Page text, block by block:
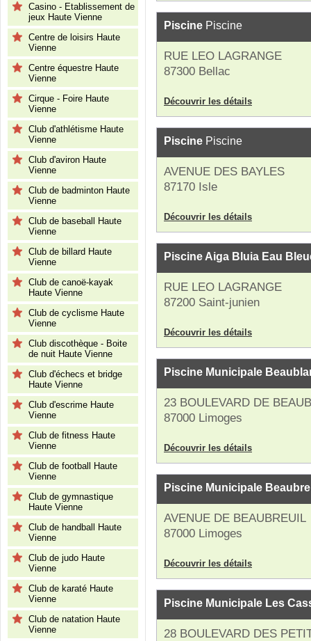
Casino - Etablissement de
jeux Haute Vienne
Centre de loisirs Haute
Vienne
Centre équestre Haute
Vienne
Cirque - Foire Haute
Vienne
Club d'athlétisme Haute
Vienne
Club d'aviron Haute
Vienne
Club de badminton Haute
Vienne
Club de baseball Haute
Vienne
Club de billard Haute
Vienne
Club de canoë-kayak
Haute Vienne
Club de cyclisme Haute
Vienne
Club discothèque - Boite
de nuit Haute Vienne
Club d'échecs et bridge
Haute Vienne
Club d'escrime Haute
Vienne
Club de fitness Haute
Vienne
Club de football Haute
Vienne
Club de gymnastique
Haute Vienne
Club de handball Haute
Vienne
Club de judo Haute
Vienne
Club de karaté Haute
Vienne
Club de natation Haute
Vienne
Piscine Piscine
RUE LEO LAGRANGE
87300 Bellac
Découvrir les détails
Piscine Piscine
AVENUE DES BAYLES
87170 Isle
Découvrir les détails
Piscine Aiga Bluia Eau
RUE LEO LAGRANGE
87200 Saint-junien
Découvrir les détails
Piscine Municipale
23 BOULEVARD DE
87000 Limoges
Découvrir les détails
Piscine Municipale
AVENUE DE BEAUBREUIL
87000 Limoges
Découvrir les détails
Piscine Municipale Les
28 BOULEVARD DES